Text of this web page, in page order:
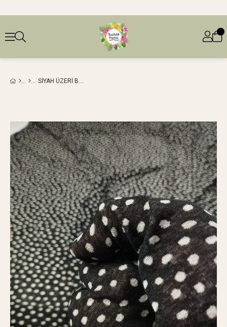
SIYAH ÜZERI BEYAZ PUANLI İNCECIK JARSE (EN 150 CM X BOY 290 CM)